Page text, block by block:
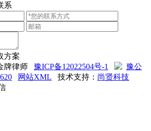
系
方案
牌律师 豫ICP备12022504号-1
豫公
网站XML 技术支持： 尚贤科技